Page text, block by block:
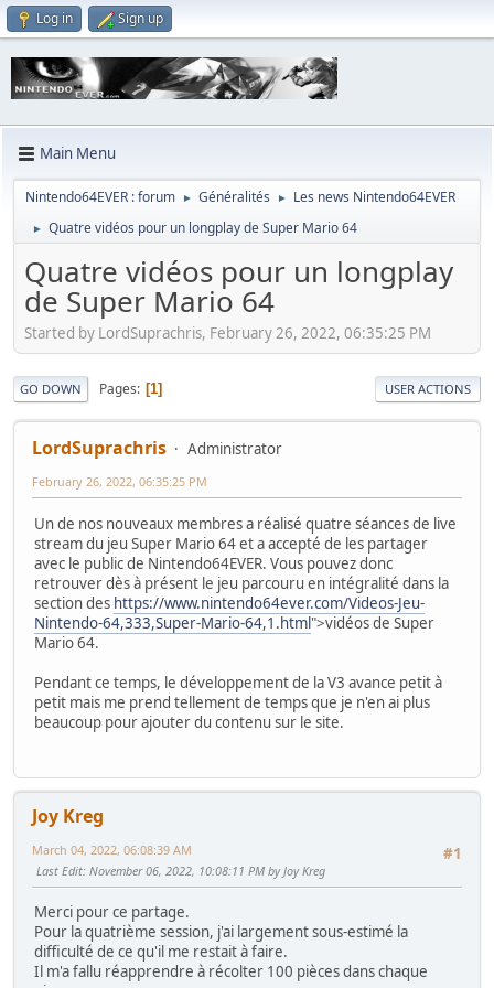
Log in Sign up
Main Menu
Nintendo64EVER : forum ► Généralités ► Les news Nintendo64EVER
► Quatre vidéos pour un longplay de Super Mario 64
Quatre vidéos pour un longplay
de Super Mario 64
Started by LordSuprachris, February 26, 2022, 06:35:25 PM
GO DOWN Pages 1 USER ACTIONS
LordSuprachris Administrator
February 26, 2022, 06:35:25 PM
Un de nos nouveaux membres a réalisé quatre séances de live
stream du jeu Super Mario 64 et a accepté de les partager
avec le public de Nintendo64EVER. Vous pouvez donc
retrouver dès à présent le jeu parcouru en intégralité dans la
section des https://www.nintendo64ever.com/Videos-Jeu-
Nintendo-64,333,Super-Mario-64,1.html">vidéos de Super
Mario 64.
Pendant ce temps, le développement de la V3 avance petit à
petit mais me prend tellement de temps que je n'en ai plus
beaucoup pour ajouter du contenu sur le site.
Joy Kreg
#1
March 04, 2022, 06:08:39 AM
Last Edit: November 06, 2022, 10:08:11 PM by Joy Kreg
Merci pour ce partage.
Pour la quatrième session, j'ai largement sous-estimé la
difficulté de ce qu'il me restait à faire.
Il m'a fallu réapprendre à récolter 100 pièces dans chaque